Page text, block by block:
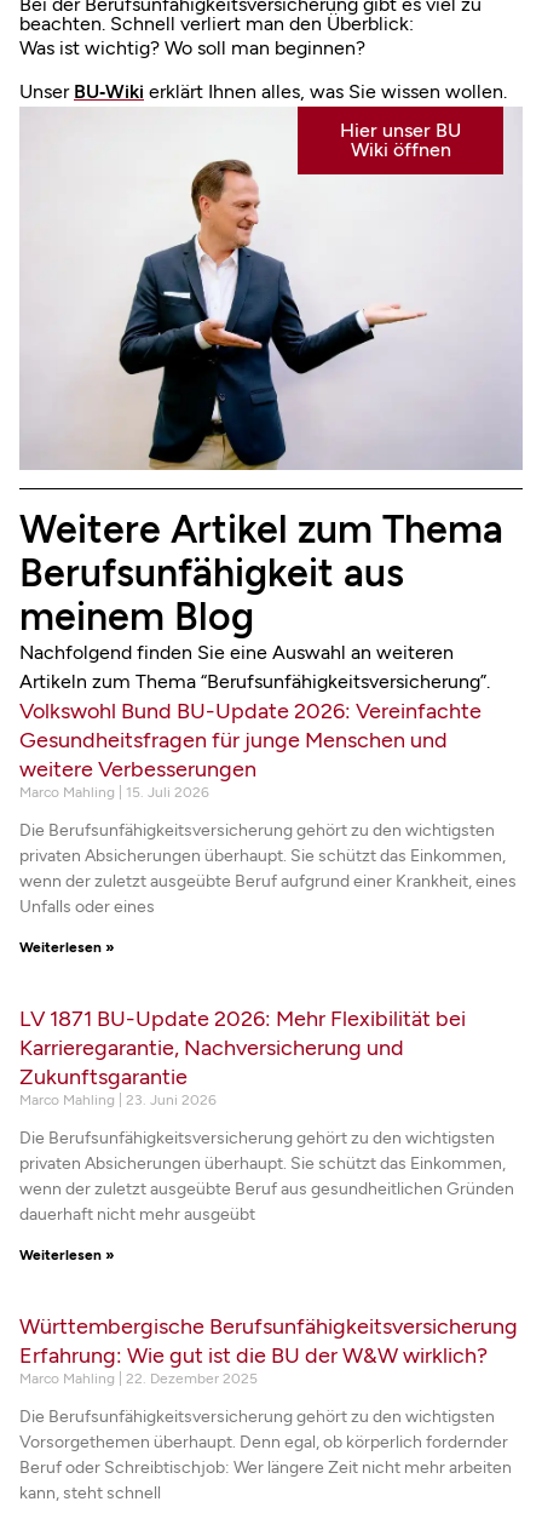
beachten. Schnell verliert man den Überblick:
Was ist wichtig? Wo soll man beginnen?
Unser BU‑Wiki erklärt Ihnen alles, was Sie wissen wollen.
Hier unser BU
Wiki öffnen
Weitere Artikel zum Thema
Berufsunfähigkeit aus
meinem Blog
Nachfolgend finden Sie eine Auswahl an weiteren
Artikeln zum Thema “Berufsunfähigkeitsversicherung”.
Volkswohl Bund BU-Update 2026: Vereinfachte
Gesundheitsfragen für junge Menschen und
weitere Verbesserungen
Marco Mahling 15. Juli 2026
Die Berufsunfähigkeitsversicherung gehört zu den wichtigsten
privaten Absicherungen überhaupt. Sie schützt das Einkommen,
wenn der zuletzt ausgeübte Beruf aufgrund einer Krankheit, eines
Unfalls oder eines
Weiterlesen »
LV 1871 BU-Update 2026: Mehr Flexibilität bei
Karrieregarantie, Nachversicherung und
Zukunftsgarantie
Marco Mahling 23. Juni 2026
Die Berufsunfähigkeitsversicherung gehört zu den wichtigsten
privaten Absicherungen überhaupt. Sie schützt das Einkommen,
wenn der zuletzt ausgeübte Beruf aus gesundheitlichen Gründen
dauerhaft nicht mehr ausgeübt
Weiterlesen »
Württembergische Berufsunfähigkeitsversicherung
Erfahrung: Wie gut ist die BU der W&W wirklich?
Marco Mahling 22. Dezember 2025
Die Berufsunfähigkeitsversicherung gehört zu den wichtigsten
Vorsorgethemen überhaupt. Denn egal, ob körperlich fordernder
Beruf oder Schreibtischjob: Wer längere Zeit nicht mehr arbeiten
kann, steht schnell